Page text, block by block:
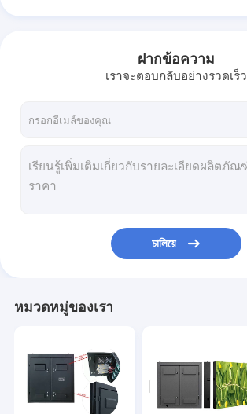
ฝากข้อความ
เราจะตอบกลับอย่างรวดเร็ว
চালিয়ে
หมวดหมู่ของเรา